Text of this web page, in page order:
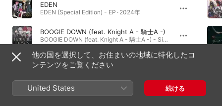
EDEN
EDEN (Special Edition) - EP · 2024年
BOOGIE DOWN (feat. Knight A - 騎士A -)
BOOGIE DOWN (feat. Knight A - 騎士A -) - Single · 2025年
Summer Night
Summer Night - Single · 2024年
他の国を選択して、お住まいの地域に特化したコ
ンテンツをご覧ください
United States 続ける